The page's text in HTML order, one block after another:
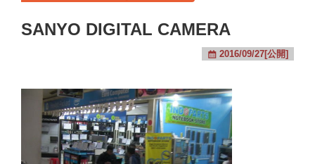
SANYO DIGITAL CAMERA
2016/09/27[公開]